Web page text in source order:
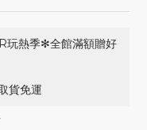
玩熱季✻全館滿額贈好
貨免運